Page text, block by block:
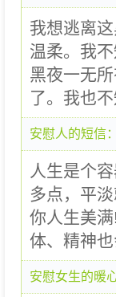
我想逃离
温柔。我
黑夜一无
了。我也
安慰人的短信
人生是个
多点，平
你人生美
体、精神
安慰女生的暖